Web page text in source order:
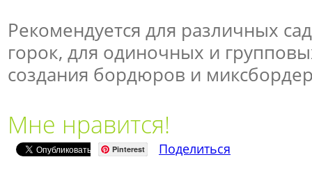
Рекомендуется для различных
горок, для одиночных и
создания бордюров и
Мне нравится!
Pinterest Поделиться